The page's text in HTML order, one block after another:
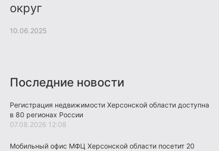
округ
10.06.2025
Последние новости
Регистрация недвижимости Херсонской области доступна
в 80 регионах России
07.08.2026 12:08
Мобильный офис МФЦ Херсонской области посетит 20